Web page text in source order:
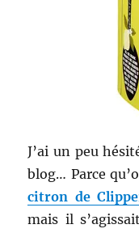
J’ai un peu
blog… Parce
citron de
mais il